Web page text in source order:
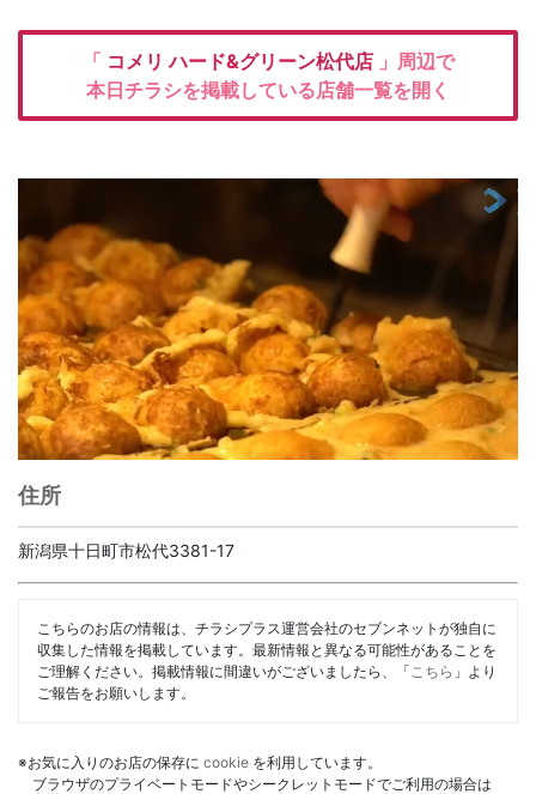
「 コメリハード&グリーン松代店 」周辺で
本日チラシを掲載している店舗一覧を開く
住所
新潟県十日町市松代3381-17
こちらのお店の情報は、チラシプラス運営会社のセブンネットが独自に
収集した情報を掲載しています。最新情報と異なる可能性があることを
ご理解ください。掲載情報に間違いがございましたら、「 こちら 」より
ご報告をお願いします。
※お気に入りのお店の保存に cookie を利用しています。
ブラウザのプライベートモードやシークレットモードでご利用の場合は